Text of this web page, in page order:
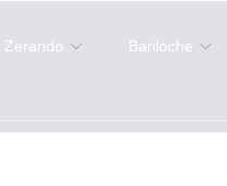
Zerando Bariloche